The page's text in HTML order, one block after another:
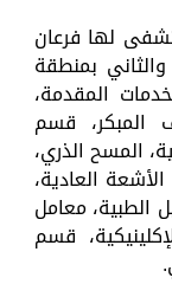
لها فرعان
بمنطقة
المقدمة،
قسم
المسح الذري،
العادية،
الطبية، معامل
قسم